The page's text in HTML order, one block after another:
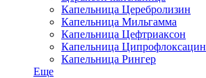
Капельница Церебролизин
Капельница Мильгамма
Капельница Цефтриаксон
Капельница Ципрофлоксацин
Капельница Рингер
Еще